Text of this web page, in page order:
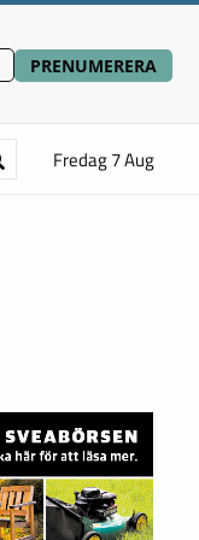
PRENUMERERA
Fredag 7 Aug